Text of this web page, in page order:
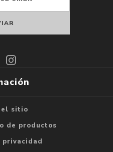
sitio
de productos